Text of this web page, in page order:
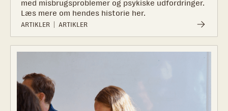
med misbrugsproblemer og psykiske udfordringer.
Læs mere om hendes historie her.
ARTIKLER ARTIKLER